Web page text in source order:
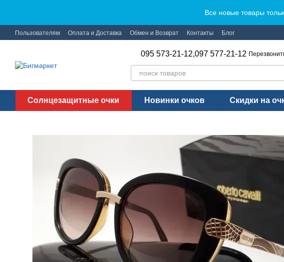
Все новые товары
Пользователям Оплата и Доставка Обмен и Возврат Контакты Блог
095 573-21-12,097 577-21-12
Солнцезащитные очки Новинки очков Скидки на